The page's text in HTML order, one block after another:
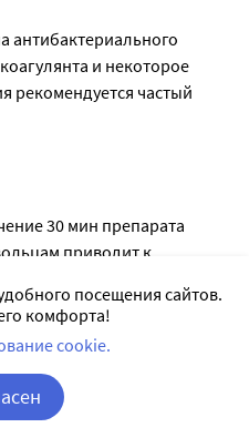
антибактериального
и некоторое
рекомендуется частый
30 мин препарата
приводит к
250 мг, 23 мкг/мл для дозы
концентрации
I кривой
I абсолютной
посещения сайтов.
комфорта!
cookie.